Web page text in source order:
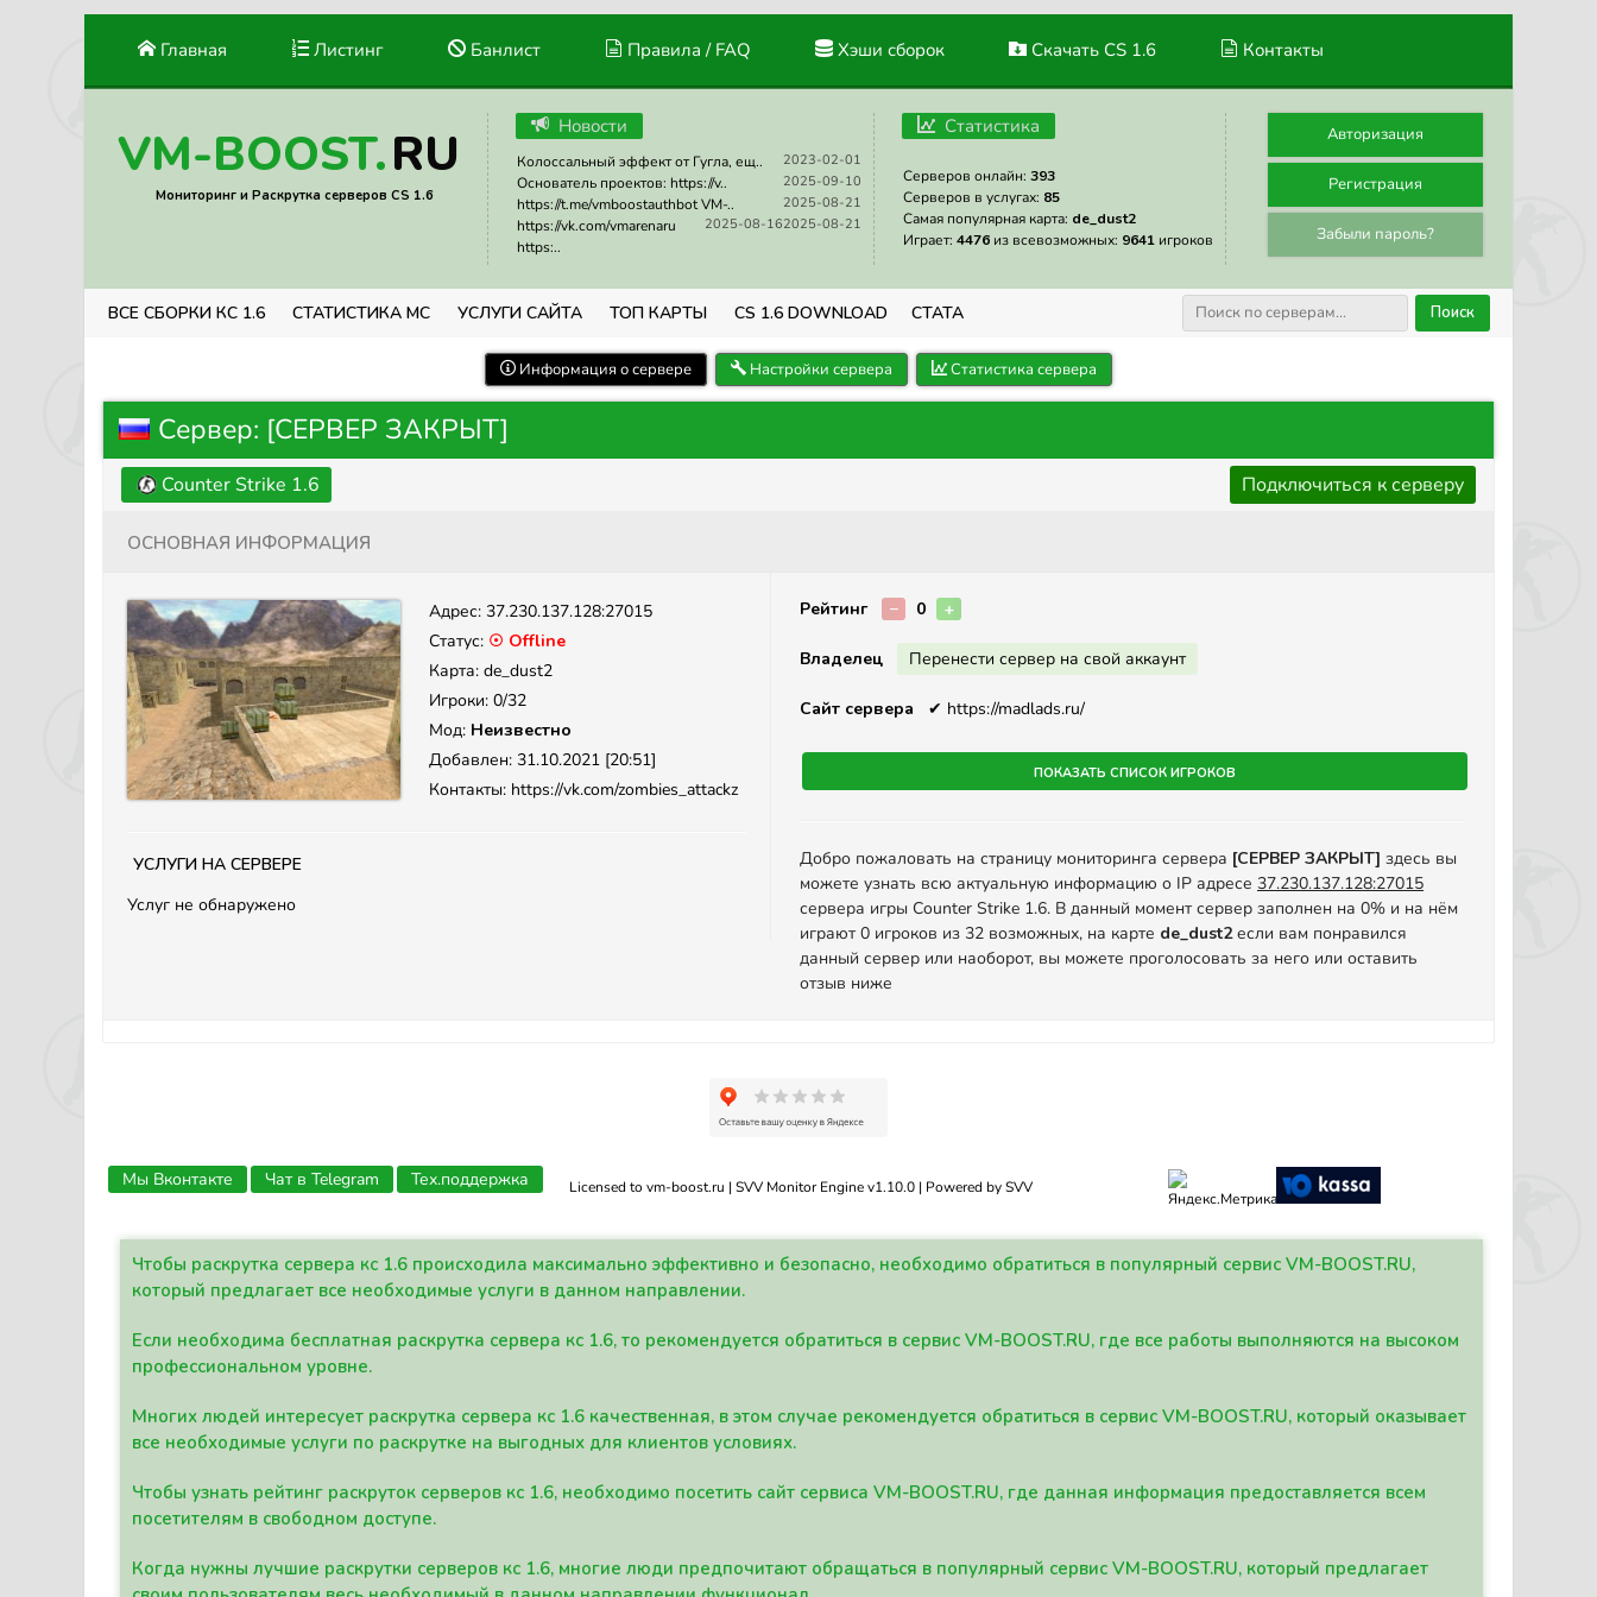
Главная Листинг Банлист Правила / FAQ Хэши сборок Скачать CS 1.6 Контакты
VM-BOOST.RU
Мониторинг и Раскрутка серверов CS 1.6
Новости
2023-02-01
Колоссальный эффект от Гугла, ещ..
2025-09-10
Основатель проектов: https://v..
2025-08-21
https://t.me/vmboostauthbot VM-..
2025-08-21
2025-08-16
https://vk.com/vmarenaru
https:..
Статистика
Серверов онлайн: 393
Серверов в услугах: 85
Самая популярная карта: de_dust2
Играет: 4476 из всевозможных: 9641 игроков
Авторизация
Регистрация
Забыли пароль?
ВСЕ СБОРКИ КС 1.6 СТАТИСТИКА МС УСЛУГИ САЙТА ТОП КАРТЫ CS 1.6 DOWNLOAD СТАТА Поиск
Информация о сервере Настройки сервера Статистика сервера
Сервер: [СЕРВЕР ЗАКРЫТ]
Counter Strike 1.6 Подключиться к серверу
Основная информация
Адрес: 37.230.137.128:27015
Статус: ☉ Offline
Карта: de_dust2
Игроки: 0/32
Мод: Неизвестно
Добавлен: 31.10.2021 [20:51]
Контакты: https://vk.com/zombies_attackz
Услуги на сервере
Услуг не обнаружено
Рейтинг − 0 +
Владелец Перенести сервер на свой аккаунт
Сайт сервера ✔ https://madlads.ru/
Показать список игроков
Добро пожаловать на страницу мониторинга сервера [СЕРВЕР ЗАКРЫТ] здесь вы
можете узнать всю актуальную информацию о IP адресе 37.230.137.128:27015
сервера игры Counter Strike 1.6. В данный момент сервер заполнен на 0% и на нём
играют 0 игроков из 32 возможных, на карте de_dust2если вам понравился
данный сервер или наоборот, вы можете проголосовать за него или оставить
отзыв ниже
Licensed to vm-boost.ru | SVV Monitor Engine v1.10.0 | Powered by SVV
Мы Вконтакте Чат в Telegram Тех.поддержка
Чтобы раскрутка сервера кс 1.6 происходила максимально эффективно и безопасно, необходимо обратиться в популярный сервис VM-BOOST.RU,
который предлагает все необходимые услуги в данном направлении.
Если необходима бесплатная раскрутка сервера кс 1.6, то рекомендуется обратиться в сервис VM-BOOST.RU, где все работы выполняются на высоком
профессиональном уровне.
Многих людей интересует раскрутка сервера кс 1.6 качественная, в этом случае рекомендуется обратиться в сервис VM-BOOST.RU, который оказывает
все необходимые услуги по раскрутке на выгодных для клиентов условиях.
Чтобы узнать рейтинг раскруток серверов кс 1.6, необходимо посетить сайт сервиса VM-BOOST.RU, где данная информация предоставляется всем
посетителям в свободном доступе.
Когда нужны лучшие раскрутки серверов кс 1.6, многие люди предпочитают обращаться в популярный сервис VM-BOOST.RU, который предлагает